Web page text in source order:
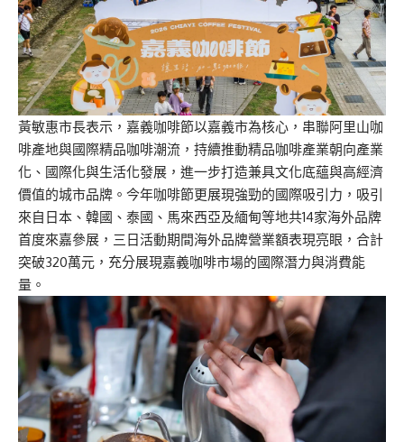
黃敏惠市長表示，嘉義咖啡節以嘉義市為核心，串聯阿里山咖
啡產地與國際精品咖啡潮流，持續推動精品咖啡產業朝向產業
化、國際化與生活化發展，進一步打造兼具文化底蘊與高經濟
價值的城市品牌。今年咖啡節更展現強勁的國際吸引力，吸引
來自日本、韓國、泰國、馬來西亞及緬甸等地共14家海外品牌
首度來嘉參展，三日活動期間海外品牌營業額表現亮眼，合計
突破320萬元，充分展現嘉義咖啡市場的國際潛力與消費能
量。